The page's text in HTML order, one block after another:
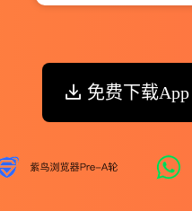
免费下载App